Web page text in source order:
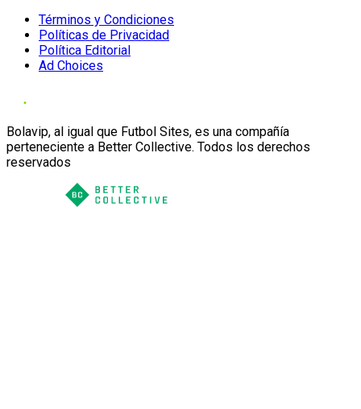
Términos y Condiciones
Políticas de Privacidad
Política Editorial
Ad Choices
Bolavip, al igual que Futbol Sites, es una compañía
perteneciente a Better Collective. Todos los derechos
reservados